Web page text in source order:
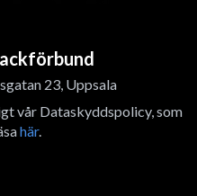
23, Uppsala
vår Dataskyddspolicy, som
här.